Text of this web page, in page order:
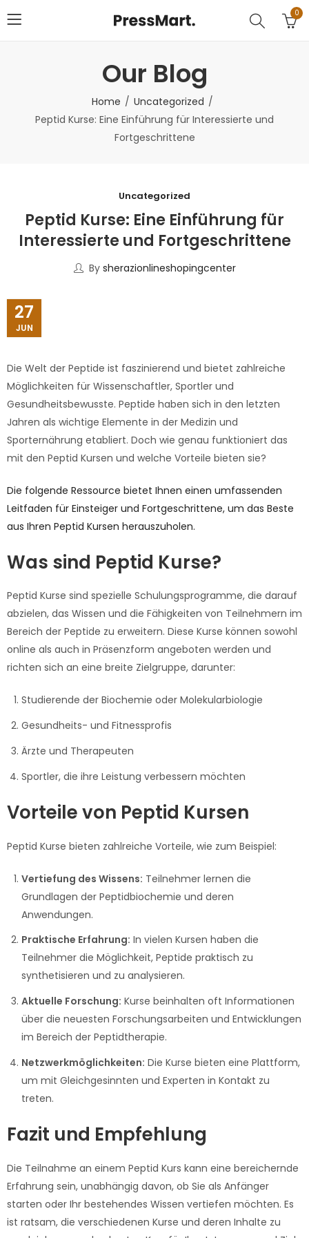
0
Our Blog
Home
Uncategorized
Peptid Kurse: Eine Einführung für Interessierte und
Fortgeschrittene
Uncategorized
Peptid Kurse: Eine Einführung für
Interessierte und Fortgeschrittene
By sherazionlineshopingcenter
27
JUN
Die Welt der Peptide ist faszinierend und bietet zahlreiche
Möglichkeiten für Wissenschaftler, Sportler und
Gesundheitsbewusste. Peptide haben sich in den letzten
Jahren als wichtige Elemente in der Medizin und
Sporternährung etabliert. Doch wie genau funktioniert das
mit den Peptid Kursen und welche Vorteile bieten sie?
Die folgende Ressource bietet Ihnen einen umfassenden
Leitfaden für Einsteiger und Fortgeschrittene, um das Beste
aus Ihren Peptid Kursen herauszuholen.
Was sind Peptid Kurse?
Peptid Kurse sind spezielle Schulungsprogramme, die darauf
abzielen, das Wissen und die Fähigkeiten von Teilnehmern im
Bereich der Peptide zu erweitern. Diese Kurse können sowohl
online als auch in Präsenzform angeboten werden und
richten sich an eine breite Zielgruppe, darunter:
Studierende der Biochemie oder Molekularbiologie
Gesundheits- und Fitnessprofis
Ärzte und Therapeuten
Sportler, die ihre Leistung verbessern möchten
Vorteile von Peptid Kursen
Peptid Kurse bieten zahlreiche Vorteile, wie zum Beispiel:
Vertiefung des Wissens: Teilnehmer lernen die
Grundlagen der Peptidbiochemie und deren
Anwendungen.
Praktische Erfahrung: In vielen Kursen haben die
Teilnehmer die Möglichkeit, Peptide praktisch zu
synthetisieren und zu analysieren.
Aktuelle Forschung: Kurse beinhalten oft Informationen
über die neuesten Forschungsarbeiten und Entwicklungen
im Bereich der Peptidtherapie.
Netzwerkmöglichkeiten: Die Kurse bieten eine Plattform,
um mit Gleichgesinnten und Experten in Kontakt zu
treten.
Fazit und Empfehlung
Die Teilnahme an einem Peptid Kurs kann eine bereichernde
Erfahrung sein, unabhängig davon, ob Sie als Anfänger
starten oder Ihr bestehendes Wissen vertiefen möchten. Es
ist ratsam, die verschiedenen Kurse und deren Inhalte zu